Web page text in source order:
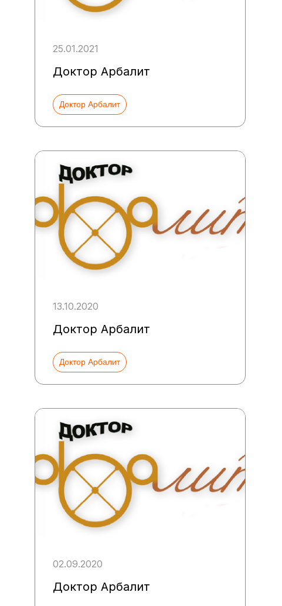
25.01.2021
Доктор Арбалит
Доктор Арбалит
13.10.2020
Доктор Арбалит
Доктор Арбалит
02.09.2020
Доктор Арбалит